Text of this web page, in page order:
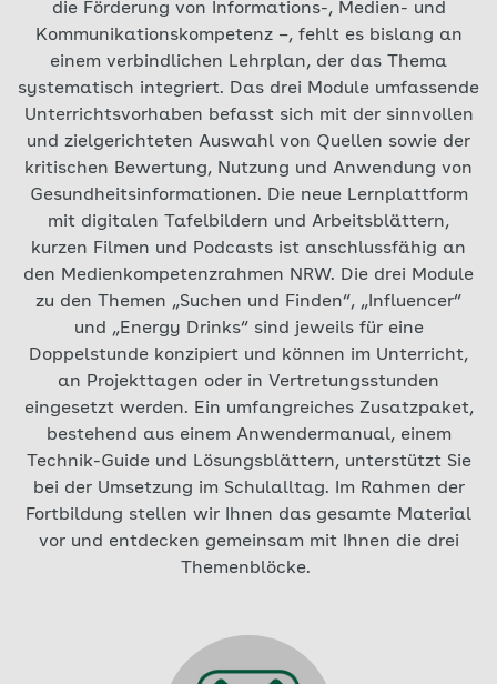
die Förderung von Informations-, Medien- und
Kommunikationskompetenz –, fehlt es bislang an
einem verbindlichen Lehrplan, der das Thema
systematisch integriert. Das drei Module umfassende
Unterrichtsvorhaben befasst sich mit der sinnvollen
und zielgerichteten Auswahl von Quellen sowie der
kritischen Bewertung, Nutzung und Anwendung von
Gesundheitsinformationen. Die neue Lernplattform
mit digitalen Tafelbildern und Arbeitsblättern,
kurzen Filmen und Podcasts ist anschlussfähig an
den Medienkompetenzrahmen NRW. Die drei Module
zu den Themen „Suchen und Finden“, „Influencer“
und „Energy Drinks“ sind jeweils für eine
Doppelstunde konzipiert und können im Unterricht,
an Projekttagen oder in Vertretungsstunden
eingesetzt werden. Ein umfangreiches Zusatzpaket,
bestehend aus einem Anwendermanual, einem
Technik-Guide und Lösungsblättern, unterstützt Sie
bei der Umsetzung im Schulalltag. Im Rahmen der
Fortbildung stellen wir Ihnen das gesamte Material
vor und entdecken gemeinsam mit Ihnen die drei
Themenblöcke.